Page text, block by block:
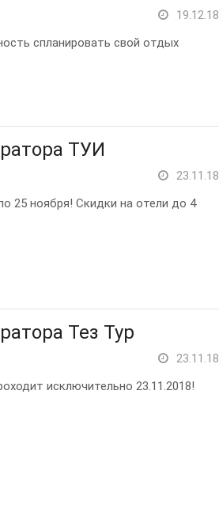
19.12.18
спланировать свой отдых
ТУИ
23.11.18
25 ноября! Скидки на отели до 4
Тез Тур
23.11.18
исключительно 23.11.2018!